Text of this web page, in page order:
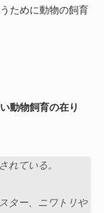
ために動物の飼育
動物飼育の在り
れている。
ター、ニワトリや